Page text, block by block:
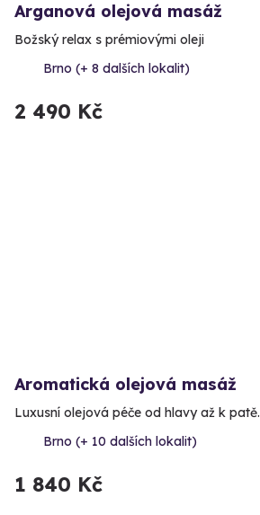
Arganová olejová masáž
Božský relax s prémiovými oleji
Brno (+ 8 dalších lokalit)
2 490 Kč
Aromatická olejová masáž
Luxusní olejová péče od hlavy až k patě.
Brno (+ 10 dalších lokalit)
1 840 Kč